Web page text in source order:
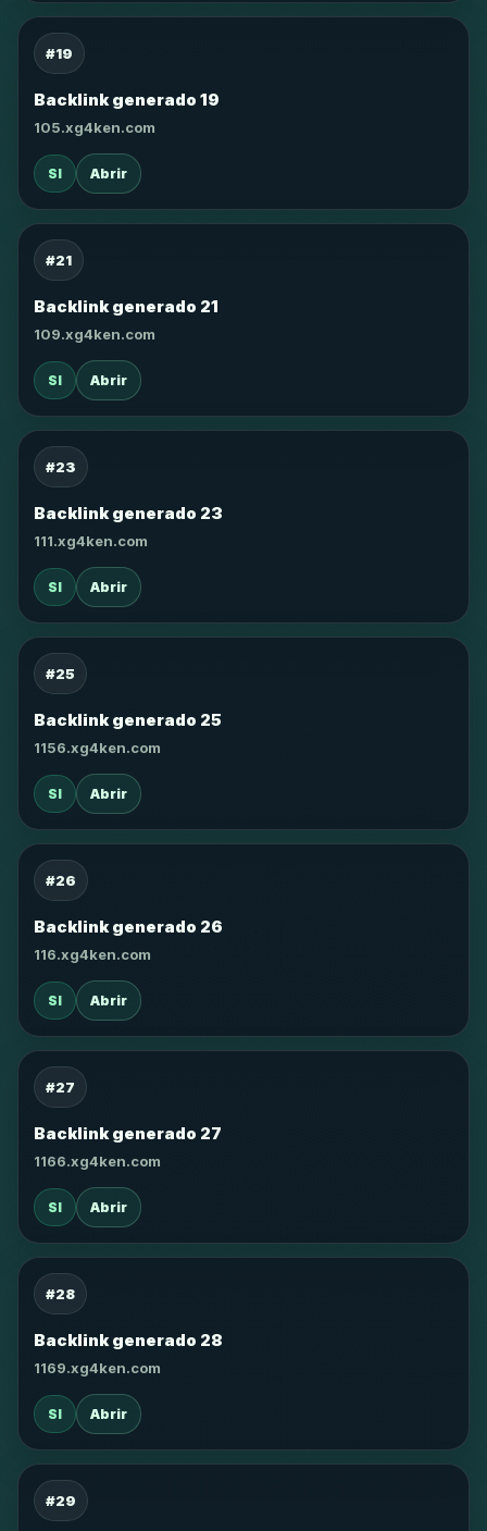
#19
Backlink generado 19
105.xg4ken.com
SI Abrir
#21
Backlink generado 21
109.xg4ken.com
SI Abrir
#23
Backlink generado 23
111.xg4ken.com
SI Abrir
#25
Backlink generado 25
1156.xg4ken.com
SI Abrir
#26
Backlink generado 26
116.xg4ken.com
SI Abrir
#27
Backlink generado 27
1166.xg4ken.com
SI Abrir
#28
Backlink generado 28
1169.xg4ken.com
SI Abrir
#29